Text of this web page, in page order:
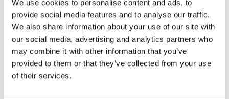
We use cookies to personalise content and ads, to
provide social media features and to analyse our traffic.
We also share information about your use of our site with
our social media, advertising and analytics partners who
may combine it with other information that you’ve
provided to them or that they’ve collected from your use
of their services.
Toggle overview
Beschreibung des Produkts
Toggle features
Alle Eigenschaften
Toggle techspec